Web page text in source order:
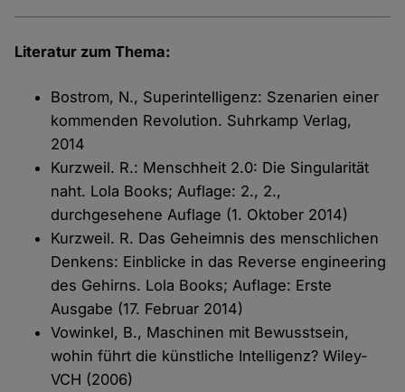
Literatur zum Thema:
Bostrom, N., Superintelligenz: Szenarien einer
kommenden Revolution. Suhrkamp Verlag,
2014
Kurzweil. R.: Menschheit 2.0: Die Singularität
naht. Lola Books; Auflage: 2., 2.,
durchgesehene Auflage (1. Oktober 2014)
Kurzweil. R. Das Geheimnis des menschlichen
Denkens: Einblicke in das Reverse engineering
des Gehirns. Lola Books; Auflage: Erste
Ausgabe (17. Februar 2014)
Vowinkel, B., Maschinen mit Bewusstsein,
wohin führt die künstliche Intelligenz? Wiley-
VCH (2006)